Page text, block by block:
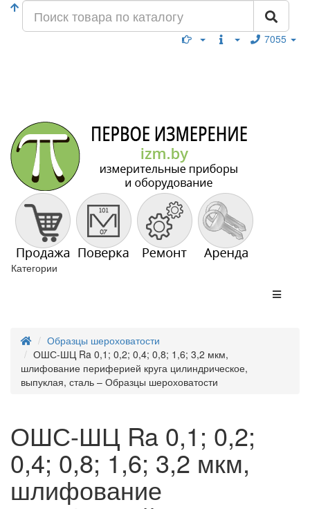
7055
Категории
Образцы шероховатости
ОШС-ШЦ Ra 0,1; 0,2; 0,4; 0,8; 1,6; 3,2 мкм,
шлифование периферией круга цилиндрическое,
выпуклая, сталь – Образцы шероховатости
ОШС-ШЦ Ra 0,1; 0,2;
0,4; 0,8; 1,6; 3,2 мкм,
шлифование